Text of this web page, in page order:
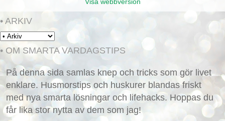
• ARKIV
• OM SMARTA VARDAGSTIPS
På denna sida samlas knep och tricks som gör livet
enklare. Husmorstips och huskurer blandas friskt
med nya smarta lösningar och lifehacks. Hoppas du
får lika stor nytta av dem som jag!